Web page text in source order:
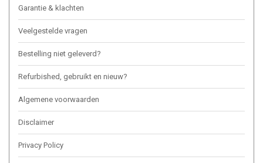
Garantie & klachten
Veelgestelde vragen
Bestelling niet geleverd?
Refurbished, gebruikt en nieuw?
Algemene voorwaarden
Disclaimer
Privacy Policy